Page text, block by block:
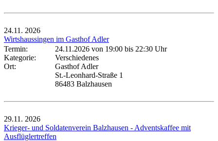
24.11. 2026
Wirtshaussingen im Gasthof Adler
Termin:
24.11.2026 von 19:00 bis 22:30 Uhr
Kategorie:
Verschiedenes
Ort:
Gasthof Adler
St.-Leonhard-Straße 1
86483 Balzhausen
29.11. 2026
Krieger- und Soldatenverein Balzhausen - Adventskaffee mit
Ausflüglertreffen